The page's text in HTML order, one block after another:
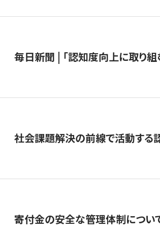
毎日新聞 | 「認知度向上に取り
社会課題解決の前線で活動する
寄付金の安全な管理体制につい